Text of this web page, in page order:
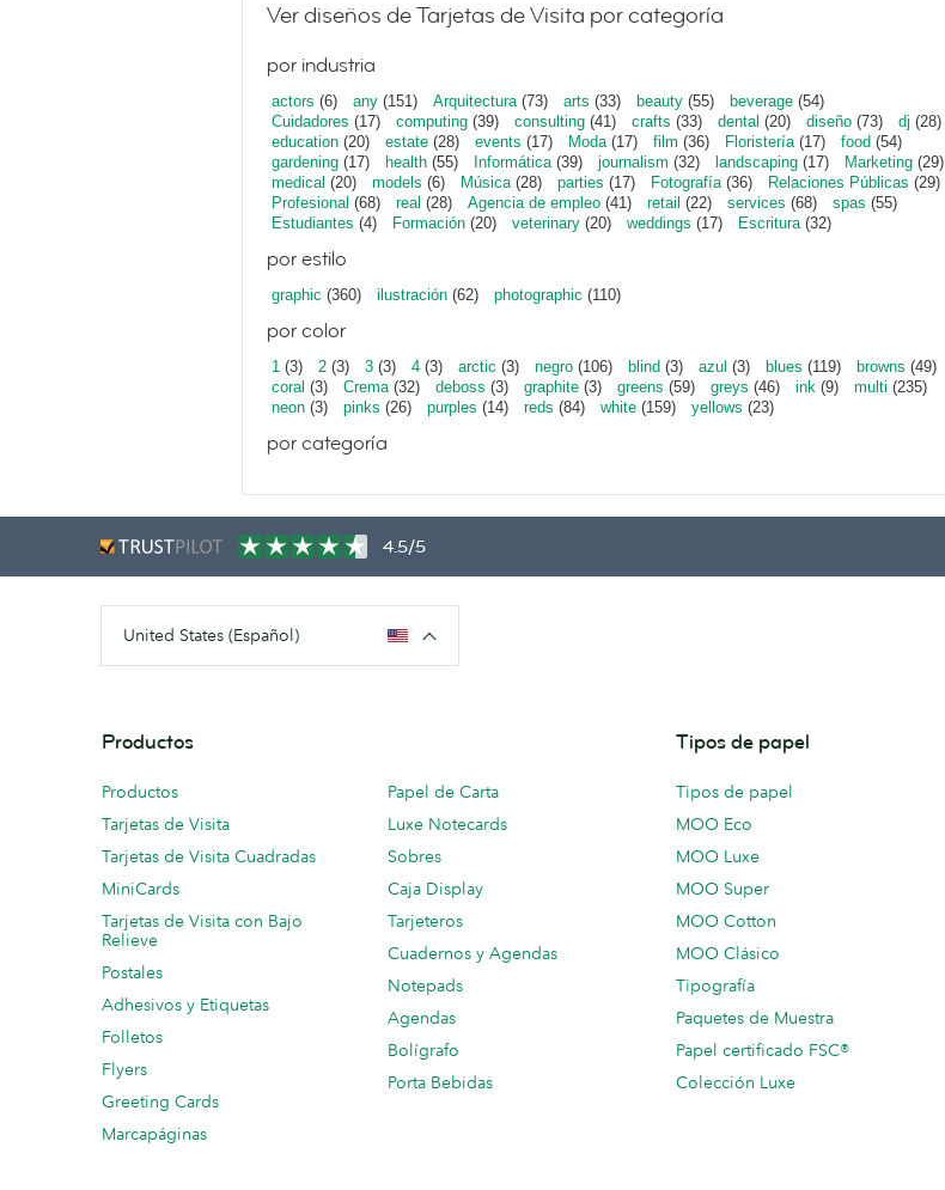
Ver diseños de Tarjetas de Visita por categoría
por industria
actors (6) any (151) Arquitectura(73) arts (33) beauty (55) beverage (54)
Cuidadores (17) computing (39) consulting (41) crafts (33) dental (20) diseño (73) dj (28)
education (20) estate (28) events (17) Moda(17) film (36) Floristería(17) food (54)
gardening (17) health (55) Informática(39) journalism (32) landscaping (17) Marketing (29)
medical (20) models (6) Música(28) parties (17) Fotografía(36) Relaciones Públicas (29)
Profesional (68) real (28) Agencia de empleo (41) retail (22) services (68) spas (55)
Estudiantes (4) Formación (20) veterinary (20) weddings (17) Escritura(32)
por estilo
graphic (360) ilustración (62) photographic (110)
por color
1 (3) 2 (3) 3 (3) 4 (3) arctic (3) negro (106) blind (3) azul (3) blues (119) browns (49)
coral (3) Crema(32) deboss (3) graphite (3) greens (59) greys (46) ink (9) multi (235)
neon (3) pinks (26) purples (14) reds (84) white (159) yellows (23)
por categoría
4.5/5
United States (Español)
Productos
Productos
Tarjetas de Visita
Tarjetas de Visita Cuadradas
MiniCards
Tarjetas de Visita con Bajo
Relieve
Postales
Adhesivos y Etiquetas
Folletos
Flyers
Greeting Cards
Marcapáginas
Papel de Carta
Luxe Notecards
Sobres
Caja Display
Tarjeteros
Cuadernos y Agendas
Notepads
Agendas
Bolígrafo
Porta Bebidas
Tipos de papel
Tipos de papel
MOO Eco
MOO Luxe
MOO Super
MOO Cotton
MOO Clásico
Tipografía
Paquetes de Muestra
Papel certificado FSC®
Colección Luxe